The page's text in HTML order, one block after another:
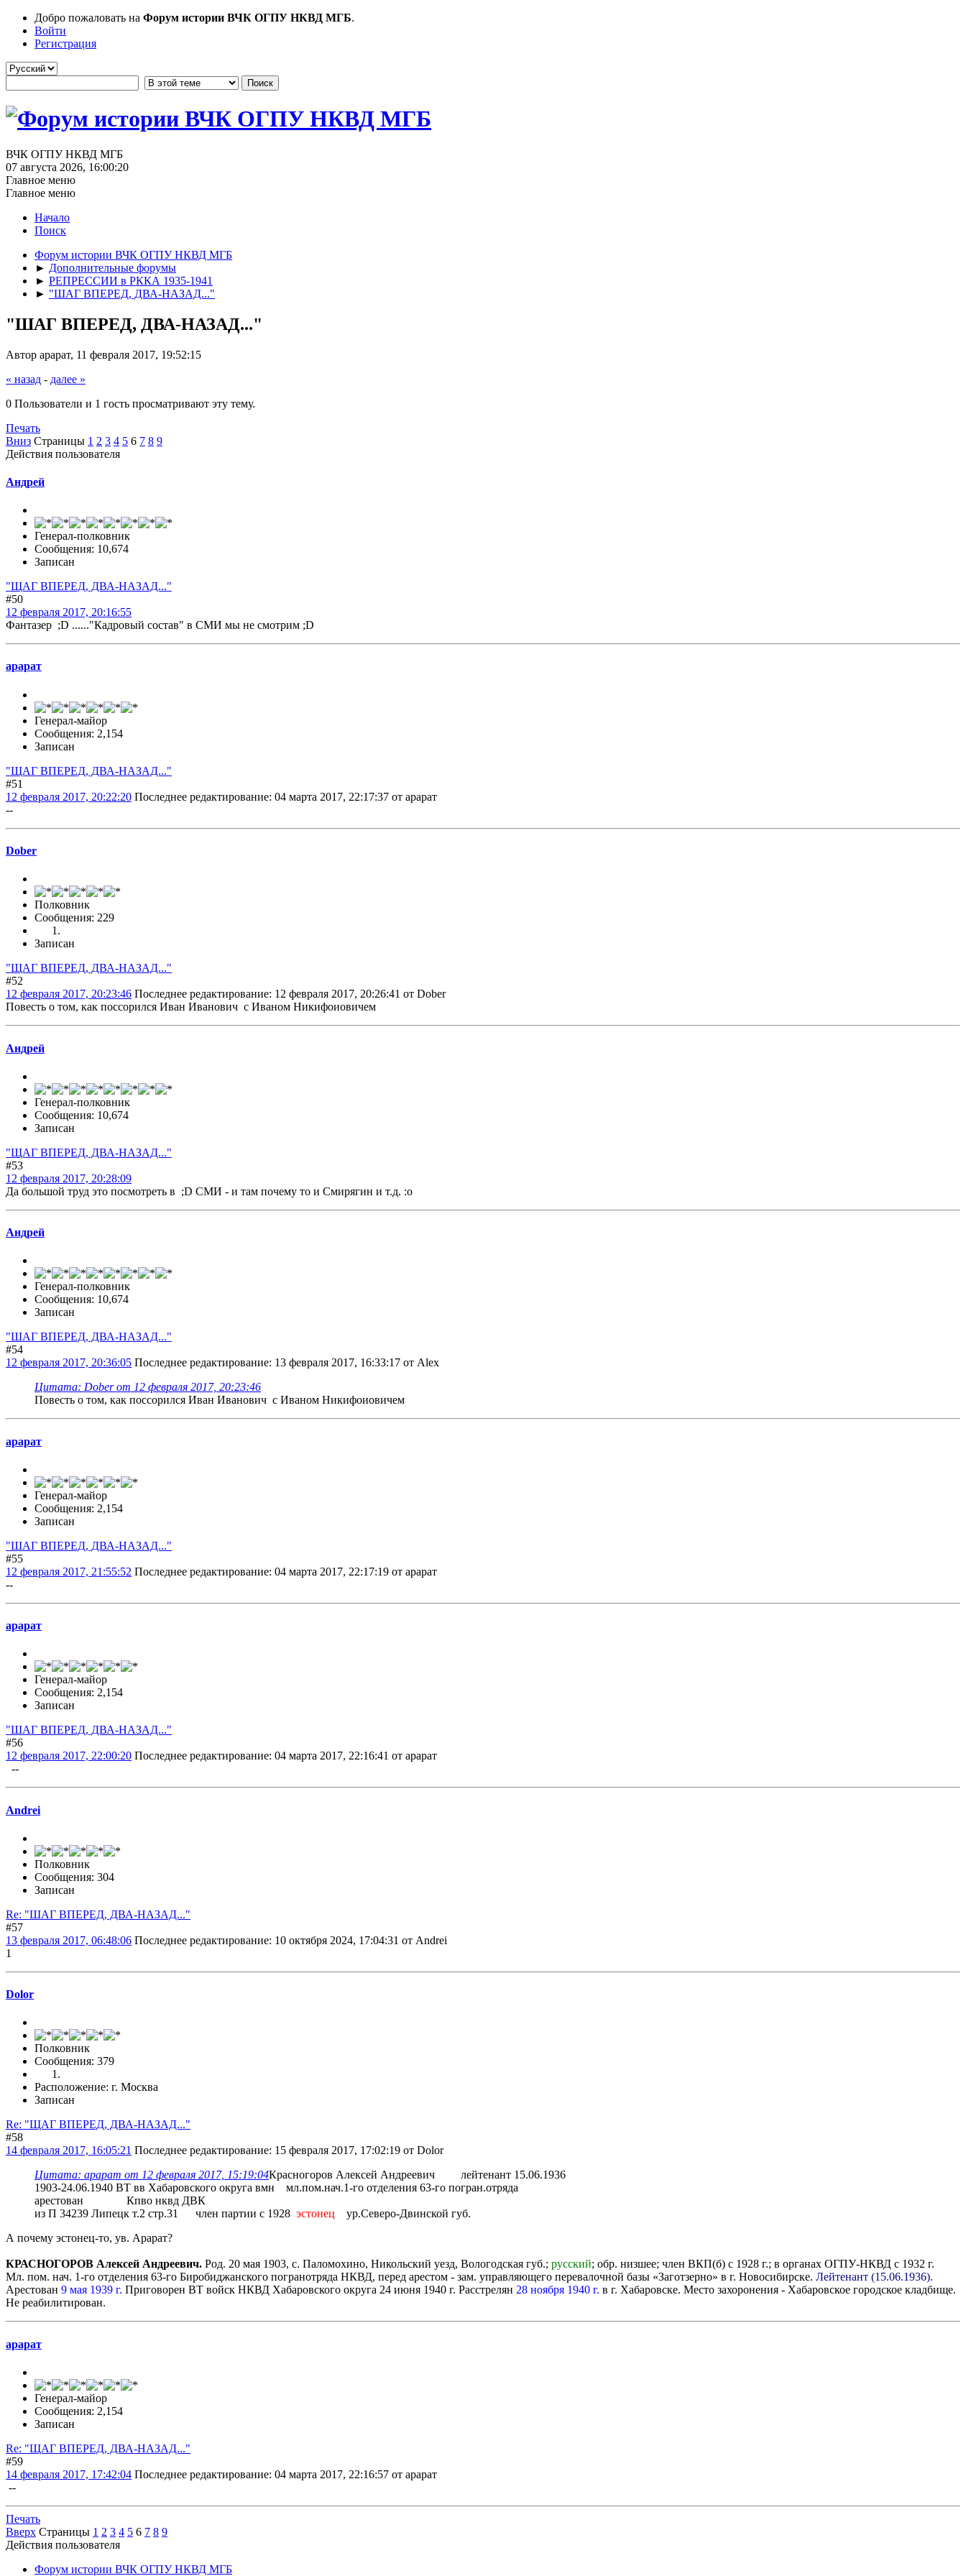
Добро пожаловать на Форум истории ВЧК ОГПУ НКВД МГБ.
Войти
Регистрация
ВЧК ОГПУ НКВД МГБ
07 августа 2026, 16:00:20
Главное меню
Главное меню
Начало
Поиск
Форум истории ВЧК ОГПУ НКВД МГБ
► Дополнительные форумы
► РЕПРЕССИИ в РККА 1935-1941
► "ШАГ ВПЕРЕД, ДВА-НАЗАД..."
"ШАГ ВПЕРЕД, ДВА-НАЗАД..."
Автор арарат, 11 февраля 2017, 19:52:15
« назад - далее »
0 Пользователи и 1 гость просматривают эту тему.
Печать
Вниз Страницы 1 2 3 4 5 6 7 8 9
Действия пользователя
Андрей
Генерал-полковник
Сообщения: 10,674
Записан
"ЩАГ ВПЕРЕД, ДВА-НАЗАД..."
#50
12 февраля 2017, 20:16:55
Фантазер ;D ......"Кадровый состав" в СМИ мы не смотрим ;D
арарат
Генерал-майор
Сообщения: 2,154
Записан
"ЩАГ ВПЕРЕД, ДВА-НАЗАД..."
#51
12 февраля 2017, 20:22:20 Последнее редактирование: 04 марта 2017, 22:17:37 от арарат
--
Dober
Полковник
Сообщения: 229
Записан
"ЩАГ ВПЕРЕД, ДВА-НАЗАД..."
#52
12 февраля 2017, 20:23:46 Последнее редактирование: 12 февраля 2017, 20:26:41 от Dober
Повесть о том, как поссорился Иван Иванович с Иваном Никифоиовичем
Андрей
Генерал-полковник
Сообщения: 10,674
Записан
"ЩАГ ВПЕРЕД, ДВА-НАЗАД..."
#53
12 февраля 2017, 20:28:09
Да большой труд это посмотреть в ;D СМИ - и там почему то и Смирягин и т.д. :o
Андрей
Генерал-полковник
Сообщения: 10,674
Записан
"ШАГ ВПЕРЕД, ДВА-НАЗАД..."
#54
12 февраля 2017, 20:36:05 Последнее редактирование: 13 февраля 2017, 16:33:17 от Alex
Цитата: Dober от 12 февраля 2017, 20:23:46
Повесть о том, как поссорился Иван Иванович с Иваном Никифоиовичем
арарат
Генерал-майор
Сообщения: 2,154
Записан
"ШАГ ВПЕРЕД, ДВА-НАЗАД..."
#55
12 февраля 2017, 21:55:52 Последнее редактирование: 04 марта 2017, 22:17:19 от арарат
--
арарат
Генерал-майор
Сообщения: 2,154
Записан
"ШАГ ВПЕРЕД, ДВА-НАЗАД..."
#56
12 февраля 2017, 22:00:20 Последнее редактирование: 04 марта 2017, 22:16:41 от арарат
--
Andrei
Полковник
Сообщения: 304
Записан
Re: "ШАГ ВПЕРЕД, ДВА-НАЗАД..."
#57
13 февраля 2017, 06:48:06 Последнее редактирование: 10 октября 2024, 17:04:31 от Andrei
1
Dolor
Полковник
Сообщения: 379
Расположение: г. Москва
Записан
Re: "ЩАГ ВПЕРЕД, ДВА-НАЗАД..."
#58
14 февраля 2017, 16:05:21 Последнее редактирование: 15 февраля 2017, 17:02:19 от Dolor
Цитата: арарат от 12 февраля 2017, 15:19:04Красногоров Алексей Андреевич лейтенант 15.06.1936
1903-24.06.1940 ВТ вв Хабаровского округа вмн мл.пом.нач.1-го отделения 63-го погран.отряда
арестован Кпво нквд ДВК
из П 34239 Липецк т.2 стр.31 член партии с 1928 эстонец ур.Северо-Двинской губ.
А почему эстонец-то, ув. Арарат?
КРАСНОГОРОВ Алексей Андреевич. Род. 20 мая 1903, с. Паломохино, Никольский уезд, Вологодская губ.; русский; обр. низшее; член ВКП(б) с 1928 г.; в органах ОГПУ-НКВД с 1932 г.
Мл. пом. нач. 1-го отделения 63-го Биробиджанского погранотряда НКВД, перед арестом - зам. управляющего перевалочной базы «Заготзерно» в г. Новосибирске. Лейтенант (15.06.1936).
Арестован 9 мая 1939 г. Приговорен ВТ войск НКВД Хабаровского округа 24 июня 1940 г. Расстрелян 28 ноября 1940 г. в г. Хабаровске. Место захоронения - Хабаровское городское кладбище.
Не реабилитирован.
арарат
Генерал-майор
Сообщения: 2,154
Записан
Re: "ЩАГ ВПЕРЕД, ДВА-НАЗАД..."
#59
14 февраля 2017, 17:42:04 Последнее редактирование: 04 марта 2017, 22:16:57 от арарат
--
Печать
Вверх Страницы 1 2 3 4 5 6 7 8 9
Действия пользователя
Форум истории ВЧК ОГПУ НКВД МГБ